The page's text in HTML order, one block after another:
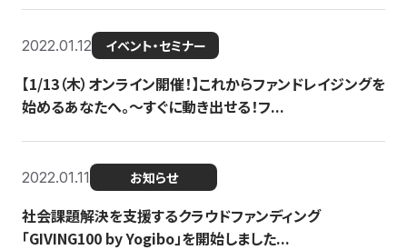
2022.01.12 イベント・セミナー
【1/13（木）オンライン開催！】これからファンドレイジングを
始めるあなたへ。〜すぐに動き出せる！フ...
2022.01.11 お知らせ
社会課題解決を支援するクラウドファンディング
「GIVING100 by Yogibo」を開始しました...